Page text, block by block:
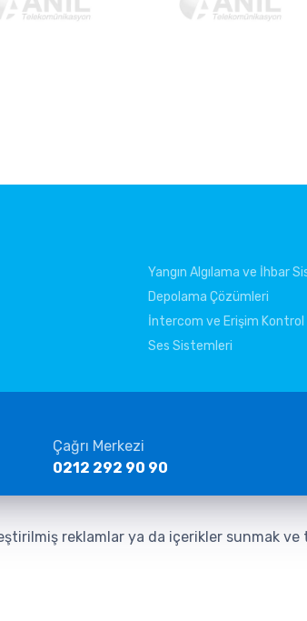
Yangın Algılama ve İhbar
Depolama Çözümleri
İntercom ve Erişim
Ses Sistemleri
Çağrı Merkezi
0212 292 90 90
reklamlar ya da içerikler sunmak